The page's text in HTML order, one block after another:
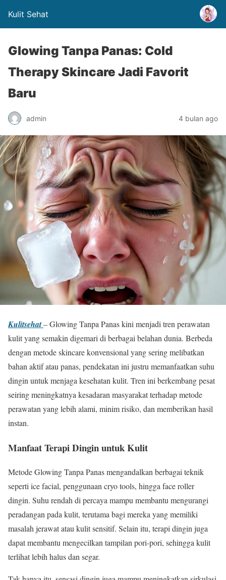
Kulit Sehat
Glowing Tanpa Panas: Cold
Therapy Skincare Jadi Favorit
Baru
admin 4 bulan ago
Kulitsehat– Glowing Tanpa Panas kini menjadi tren perawatan
kulit yang semakin digemari di berbagai belahan dunia. Berbeda
dengan metode skincare konvensional yang sering melibatkan
bahan aktif atau panas, pendekatan ini justru memanfaatkan suhu
dingin untuk menjaga kesehatan kulit. Tren ini berkembang pesat
seiring meningkatnya kesadaran masyarakat terhadap metode
perawatan yang lebih alami, minim risiko, dan memberikan hasil
instan.
Manfaat Terapi Dingin untuk Kulit
Metode Glowing Tanpa Panas mengandalkan berbagai teknik
seperti ice facial, penggunaan cryo tools, hingga face roller
dingin. Suhu rendah di percaya mampu membantu mengurangi
peradangan pada kulit, terutama bagi mereka yang memiliki
masalah jerawat atau kulit sensitif. Selain itu, terapi dingin juga
dapat membantu mengecilkan tampilan pori-pori, sehingga kulit
terlihat lebih halus dan segar.